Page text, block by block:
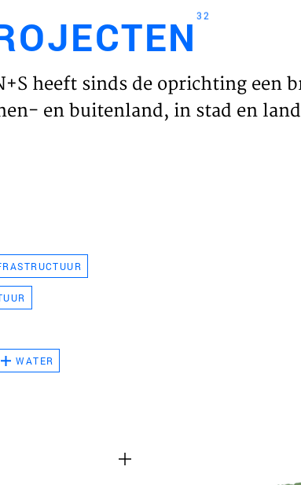
HOME
32
heeft sinds de oprichting een
en buitenland, in stad en
WATER